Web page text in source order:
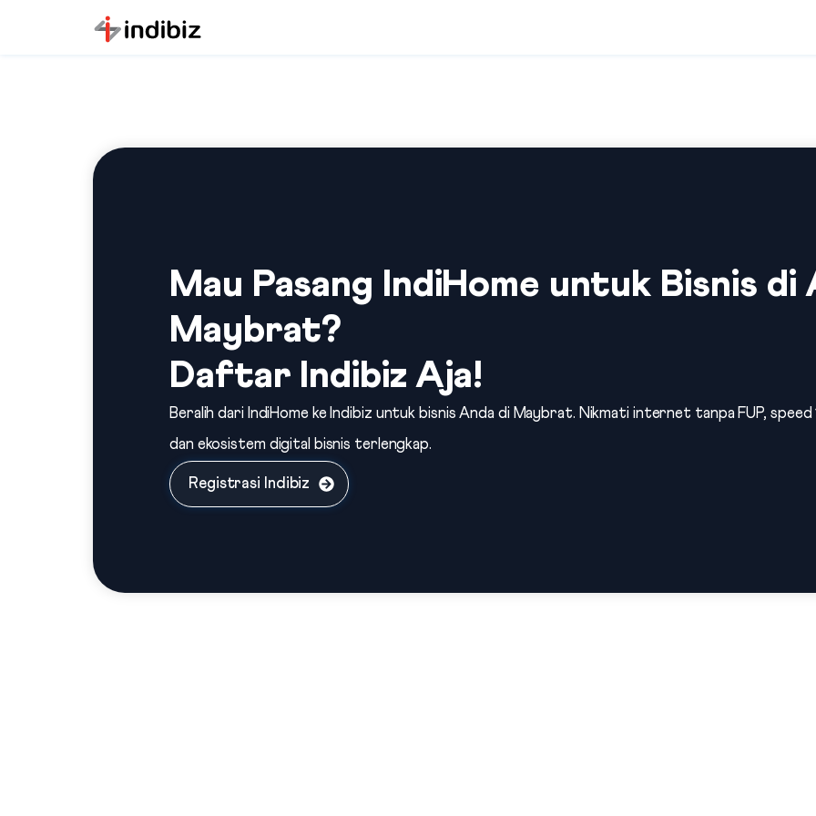
Mau Pasang IndiHome untuk Bisnis di
Maybrat?
Daftar Indibiz Aja!
Beralih dari IndiHome ke Indibiz untuk bisnis Anda di Maybrat. Nikmati internet tanpa FUP, speed
dan ekosistem digital bisnis terlengkap.
Registrasi Indibiz